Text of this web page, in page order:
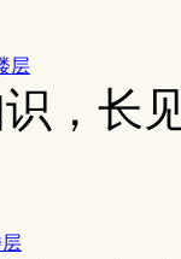
层
，长